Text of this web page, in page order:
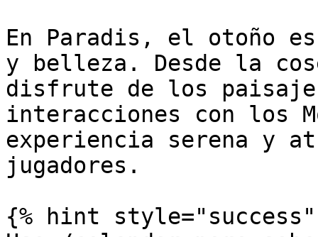
En Paradis, el otoño
y belleza. Desde la
disfrute de los
interacciones con los
experiencia serena y
jugadores.
{% hint style="success"